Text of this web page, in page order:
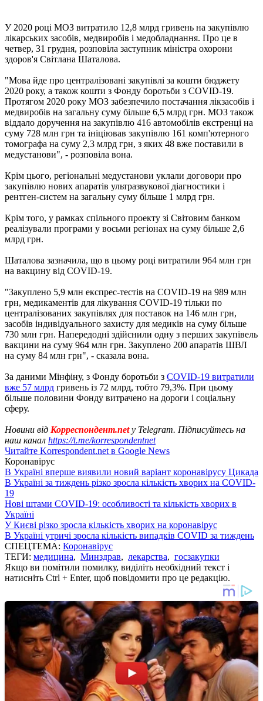
У 2020 році МОЗ витратило 12,8 млрд гривень на закупівлю
лікарських засобів, медвиробів і медобладнання. Про це в
четвер, 31 грудня, розповіла заступник міністра охорони
здоров'я Світлана Шаталова.
"Мова йде про централізовані закупівлі за кошти бюджету
2020 року, а також кошти з Фонду боротьби з COVID-19.
Протягом 2020 року МОЗ забезпечило постачання лікзасобів і
медвиробів на загальну суму більше 6,5 млрд грн. МОЗ також
віддало доручення на закупівлю 416 автомобілів екстренці на
суму 728 млн грн та ініціював закупівлю 161 комп'ютерного
томографа на суму 2,3 млрд грн, з яких 48 вже поставили в
медустанови", - розповіла вона.
Крім цього, регіональні медустанови уклали договори про
закупівлю нових апаратів ультразвукової діагностики і
рентген-систем на загальну суму більше 1 млрд грн.
Крім того, у рамках спільного проекту зі Світовим банком
реалізували програми у восьми регіонах на суму більше 2,6
млрд грн.
Шаталова зазначила, що в цьому році витратили 964 млн грн
на вакцину від COVID-19.
"Закуплено 5,9 млн експрес-тестів на COVID-19 на 989 ​​млн
грн, медикаментів для лікування COVID-19 тільки по
централізованих закупівлях для поставок на 146 млн грн,
засобів індивідуального захисту для медиків на суму більше
730 млн грн. Напередодні здійснили одну з перших закупівель
вакцини на суму 964 млн грн. Закуплено 200 апаратів ШВЛ
на суму 84 млн грн", - сказала вона.
За даними Мінфіну, з Фонду боротьби з COVID-19 витратили
вже 57 млрд гривень із 72 млрд, тобто 79,3%. При цьому
більше половини Фонду витрачено на дороги і соціальну
сферу.
Новини від Корреспондент.netу Telegram. Підписуйтесь на
наш канал https://t.me/korrespondentnet
Читайте Korrespondent.net в Google News
Коронавірус
В Україні вперше виявили новий варіант коронавірусу Цикада
В Україні за тиждень різко зросла кількість хворих на COVID-
19
Нові штами COVID-19: особливості та кількість хворих в
Україні
У Києві різко зросла кількість хворих на коронавірус
В Україні утричі зросла кількість випадків COVID за тиждень
СПЕЦТЕМА: Коронавірус
ТЕГИ: медицина, Минздрав, лекарства, госзакупки
Якщо ви помітили помилку, виділіть необхідний текст і
натисніть Ctrl + Enter, щоб повідомити про це редакцію.